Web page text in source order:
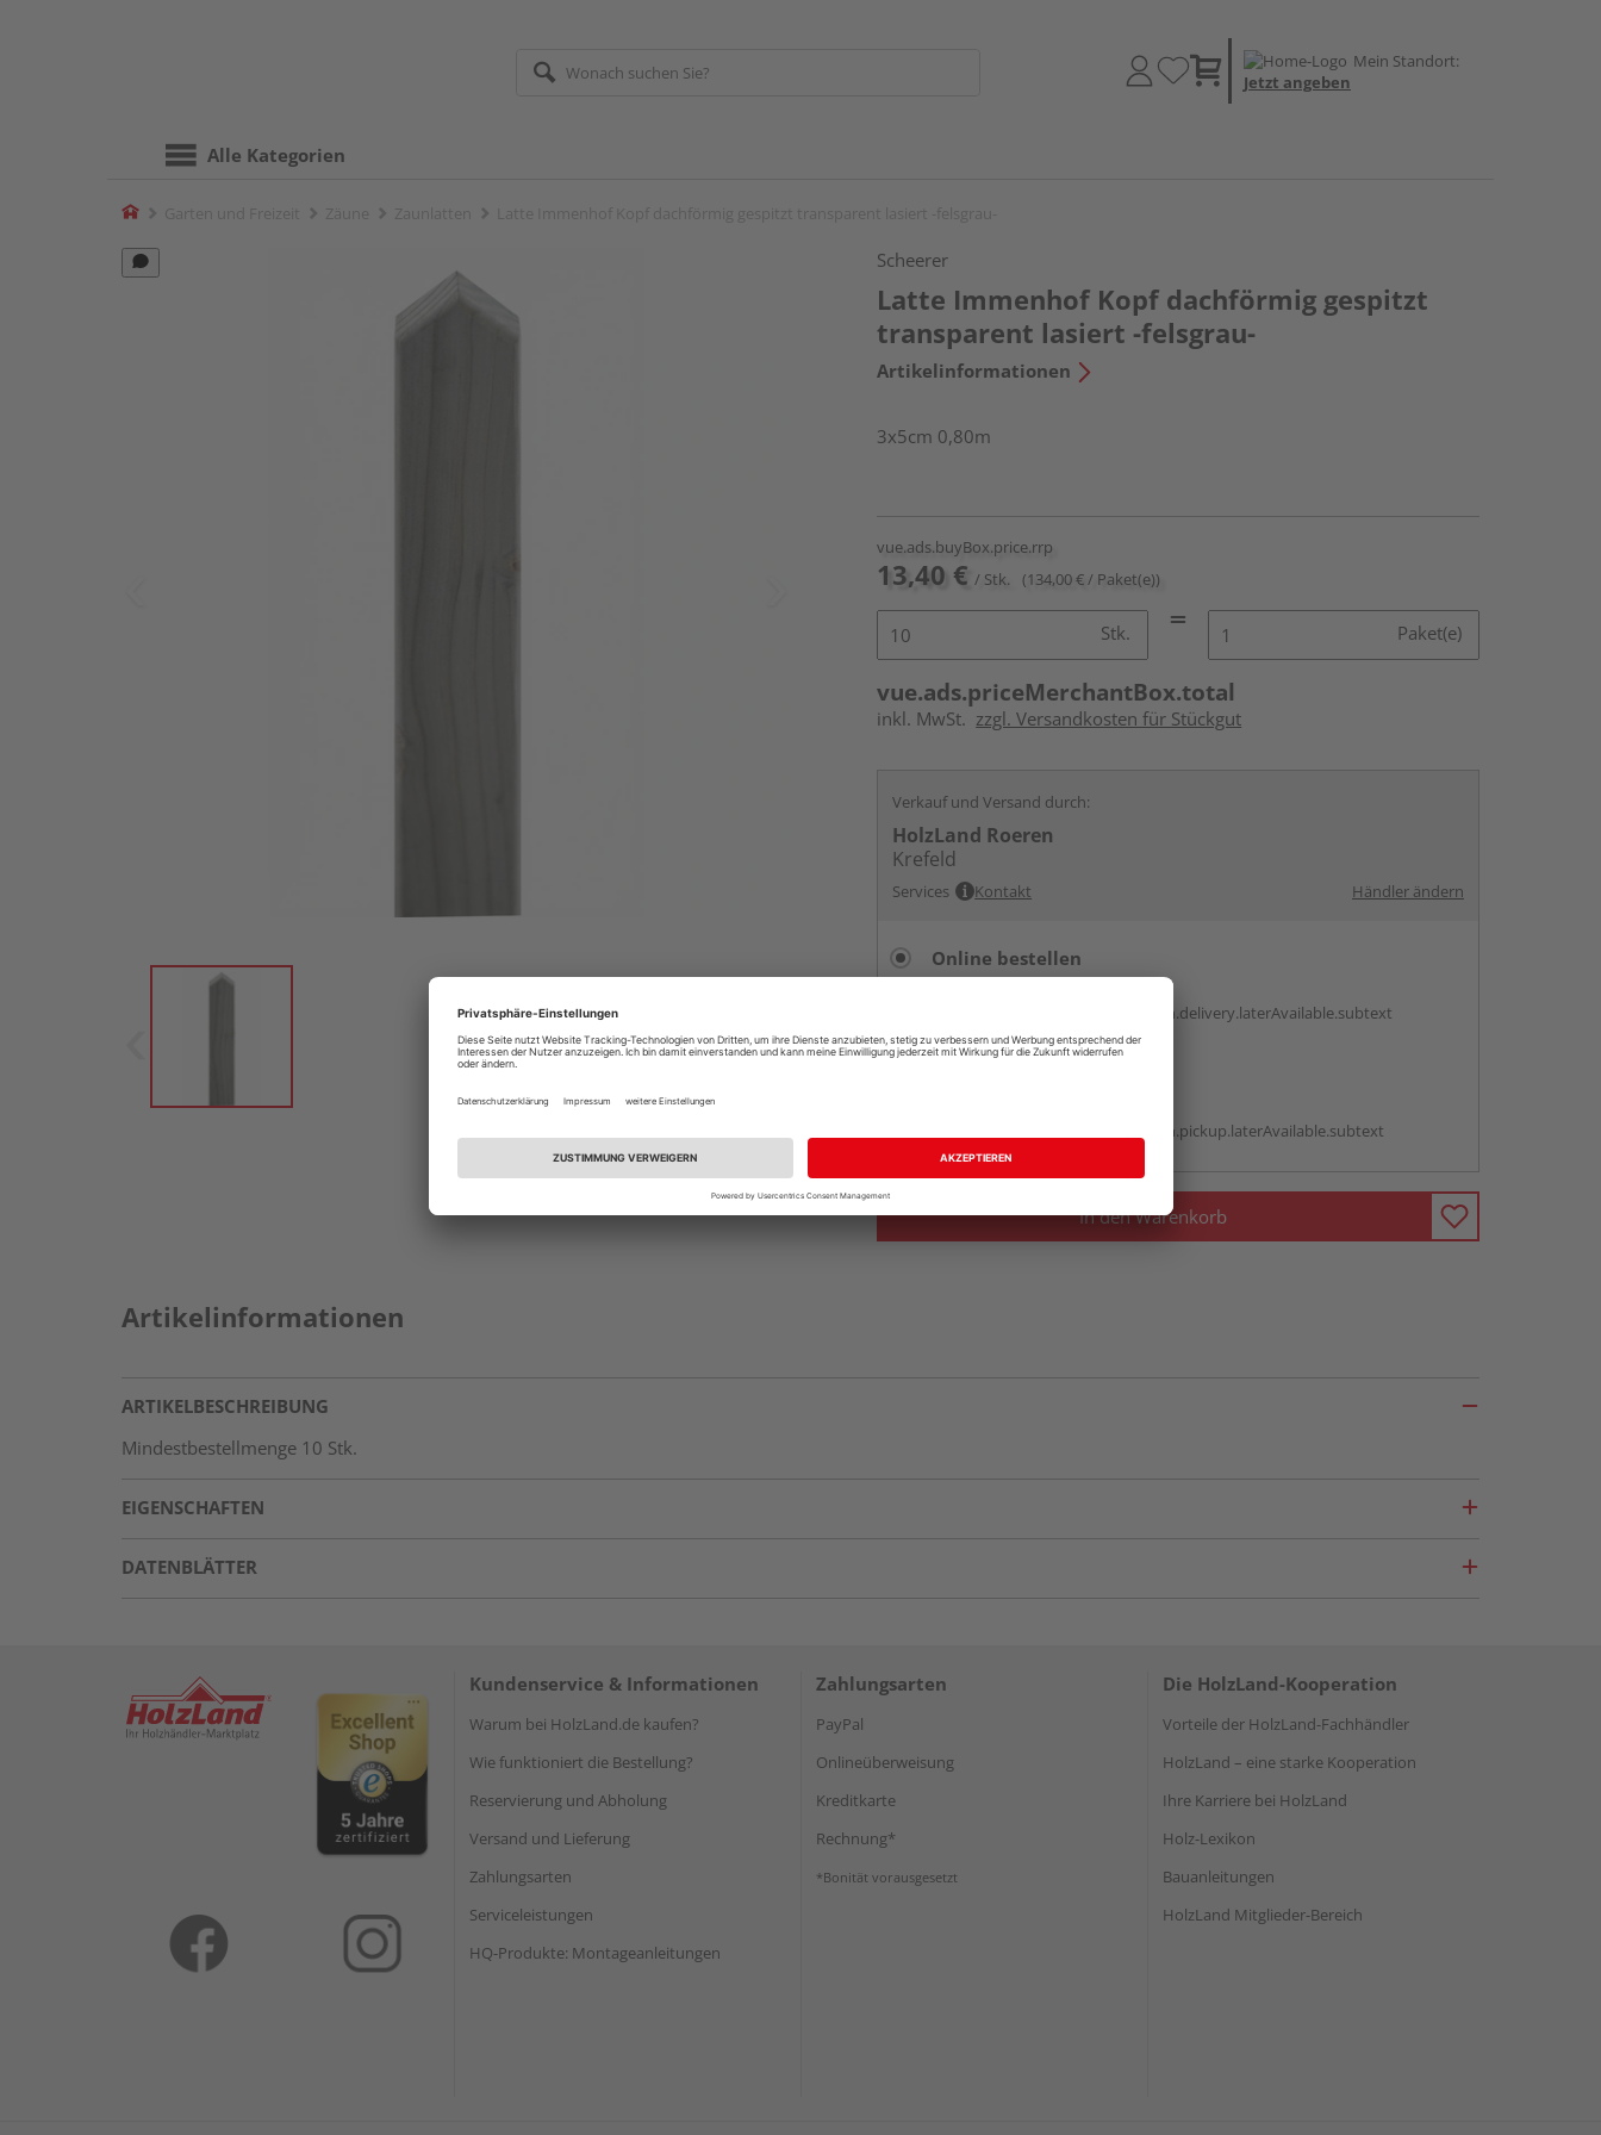
Mein Standort:
Jetzt angeben
Alle Kategorien
Home
Scheerer
Latte Immenhof Kopf dachförmig gespitzt
transparent lasiert -felsgrau-
Artikelinformationen
3x5cm 0,80m
vue.ads.buyBox.price.rrp
13,40 € / Stk. (134,00 € / Paket(e))
Stk. Paket(e)
vue.ads.priceMerchantBox.total
inkl. MwSt. zzgl. Versandkosten für Stückgut
Verkauf und Versand durch:
HolzLand Roeren
Krefeld
Services Kontakt Händler ändern
Online bestellen
vue.ads.priceMerchantBox.option.delivery.laterAvailable.subtext
vue.ads.priceMerchantBox.option.pickup.laterAvailable.subtext
In den Warenkorb
Artikelinformationen
ARTIKELBESCHREIBUNG
Mindestbestellmenge 10 Stk.
EIGENSCHAFTEN
DATENBLÄTTER
Kundenservice & Informationen
Warum bei HolzLand.de kaufen?
Wie funktioniert die Bestellung?
Reservierung und Abholung
Versand und Lieferung
Zahlungsarten
Serviceleistungen
HQ-Produkte: Montageanleitungen
Zahlungsarten
PayPal
Onlineüberweisung
Kreditkarte
Rechnung*
*Bonität vorausgesetzt
Die HolzLand-Kooperation
Vorteile der HolzLand-Fachhändler
HolzLand – eine starke Kooperation
Ihre Karriere bei HolzLand
Holz-Lexikon
Bauanleitungen
HolzLand Mitglieder-Bereich